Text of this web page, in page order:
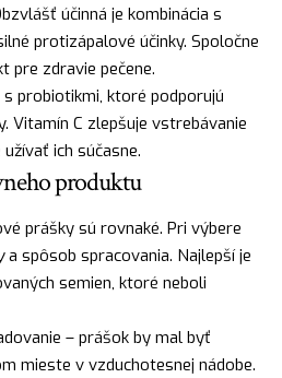
účinná je kombinácia s
protizápalové účinky. Spoločne
pre zdravie pečene.
probiotikmi, ktoré podporujú
Vitamín C zlepšuje vstrebávanie
ich súčasne.
produktu
prášky sú rovnaké. Pri výbere
a spôsob spracovania. Najlepší je
semien, ktoré neboli
– prášok by mal byť
mieste v vzduchotesnej nádobe.